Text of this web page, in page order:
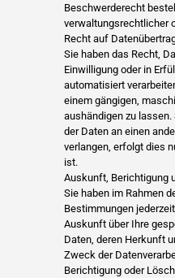
Beschwerderecht
verwaltungsrechtlicher
Recht auf
Sie haben das Recht,
Einwilligung oder in
automatisiert
einem gängigen,
aushändigen zu
der Daten an einen
verlangen, erfolgt dies
ist.
Auskunft, Berichtigung
Sie haben im Rahmen
Bestimmungen
Auskunft über Ihre
Daten, deren Herkunft
Zweck der
Berichtigung oder